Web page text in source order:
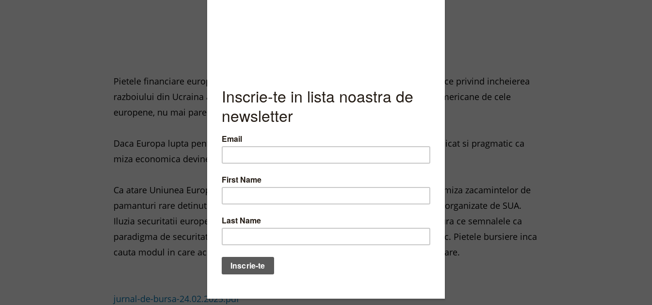
Pietele financiare europene au fost impactate de modul in care negocierile de pace privind incheierea
razboiului din Ucraina au evoluat in ultima saptamana. Decuplarea intereselor americane de cele
europene, nu mai pare doar o posibilitate ci a devenit o certitudine.
Daca Europa lupta pentru democratie si valori politice si morale, SUA a spus raspicat si pragmatic ca
miza economica devine mai importanta.
Ca atare Uniunea Europeana va trebui sa isi organizeze si finanteze apararea, iar miza zacamintelor de
pamanturi rare detinute de Ucraina este un punct central al negocierilor de pace organizate de SUA.
Iluzia securitatii europene garantate de SUA in orice conditii se spulbera pe masura ce semnalele ca
paradigma de securitate din cadrul NATO este pe cale sa se schimbe se inmultesc. Pietele bursiere inca
cauta modul in care aceste informatii ar trebui incluse in cursurile de tranzactionare.
jurnal-de-bursa-24.02.2025.pdf